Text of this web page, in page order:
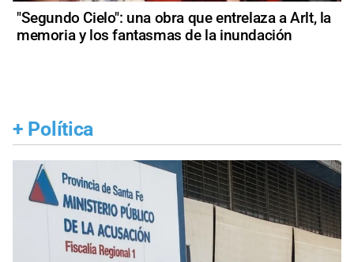
"Segundo Cielo": una obra que entrelaza a Arlt, la
memoria y los fantasmas de la inundación
+ Política